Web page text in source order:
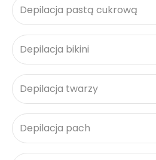
Depilacja pastą cukrową
Depilacja bikini
Depilacja twarzy
Depilacja pach